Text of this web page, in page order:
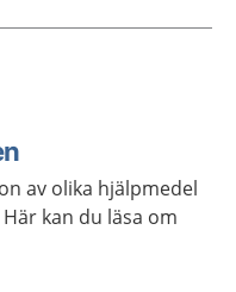
av olika hjälpmedel
kan du läsa om